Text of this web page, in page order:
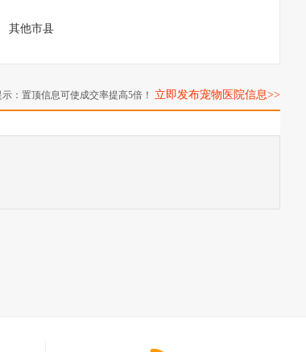
其他市县
：置顶信息可使成交率提高5倍！ 立即发布宠物医院信息>>